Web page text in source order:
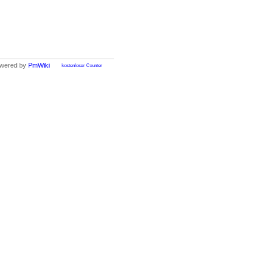
kostenloser Counter
by PmWiki